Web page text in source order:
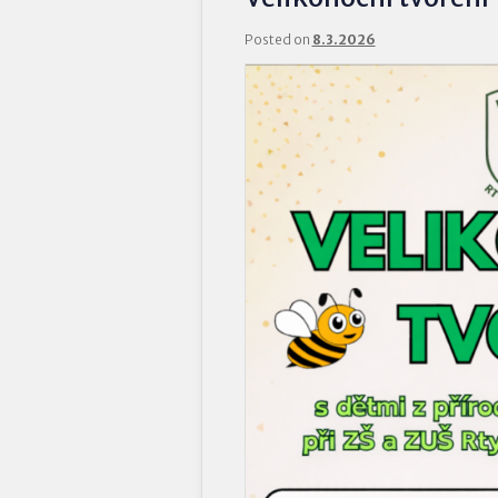
Posted on 8.3.2026